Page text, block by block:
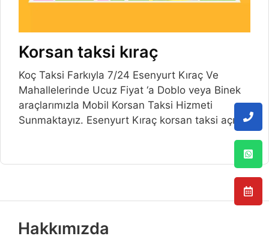
Korsan taksi kıraç
Koç Taksi Farkıyla 7/24 Esenyurt Kıraç Ve
Mahallelerinde Ucuz Fiyat ‘a Doblo veya Binek
araçlarımızla Mobil Korsan Taksi Hizmeti
Sunmaktayız. Esenyurt Kıraç korsan taksi açılış
Hakkımızda